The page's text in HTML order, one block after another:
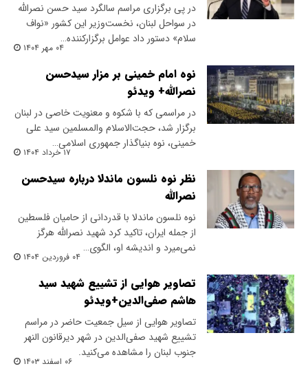
در پی برگزاری مراسم سالگرد سید حسن نصرالله
در سواحل لبنان، نخست‌وزیر این کشور «نواف
سلام» دستور داد عوامل برگزار‌کننده…
۰۴ مهر ۱۴۰۴
نوه امام خمینی بر مزار سیدحسن
نصرالله+ ویدئو
در مراسمی که با شکوه و معنویت خاصی در لبنان
برگزار شد، حجت‌الاسلام والمسلمین سید علی
خمینی، نوه بنیاگذار جمهوری اسلامی…
۱۷ خرداد ۱۴۰۴
نظر نوه نلسون ماندلا درباره سیدحسن
نصرالله
نوه نلسون ماندلا با قدردانی از حامیان فلسطین
از جمله ایران، تاکید کرد شهید نصرالله هرگز
نمی‌میرد و اندیشه او، الگوی…
۰۴ فروردین ۱۴۰۴
تصاویر هوایی از تشییع شهید سید
هاشم صفی‌الدین+ویدئو
تصاویر هوایی از سیل جمعیت حاضر در مراسم
تشییع شهید صفی‌الدین در شهر دیرقانون النهر
جنوب لبنان را مشاهده می‌کنید.
۰۶ اسفند ۱۴۰۳